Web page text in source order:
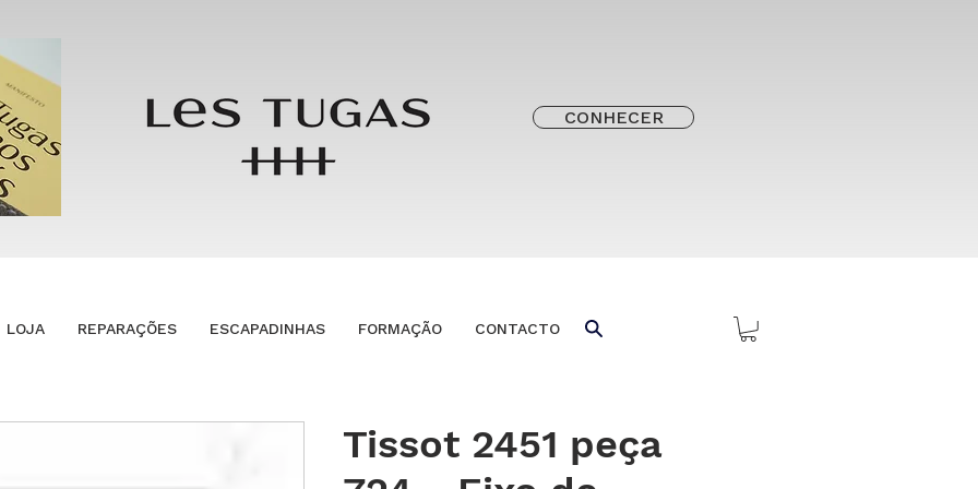
CONHECER
LOJA REPARAÇÕES ESCAPADINHAS FORMAÇÃO CONTACTO
Tissot 2451 peça